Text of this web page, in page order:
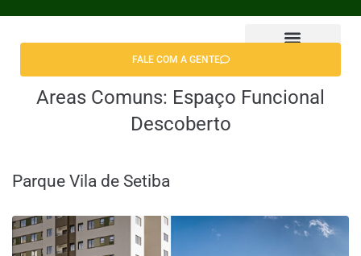
FALE COM A GENTE
Areas Comuns: Espaço Funcional
Descoberto
Parque Vila de Setiba